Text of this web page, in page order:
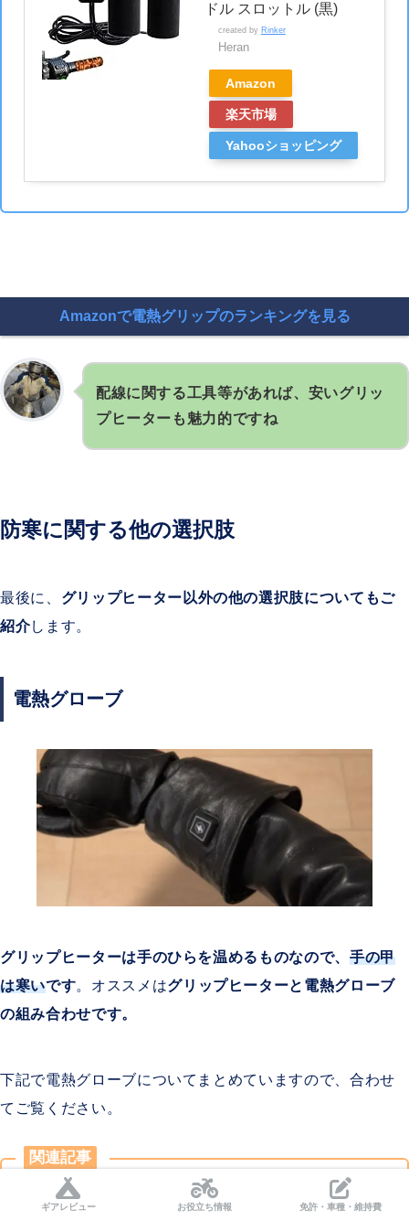
ドル スロットル (黒)
created by Rinker
Heran
Amazon
楽天市場
Yahooショッピング
Amazonで電熱グリップのランキングを見る
配線に関する工具等があれば、安いグリッ
プヒーターも魅力的ですね
防寒に関する他の選択肢
最後に、 グリップヒーター以外の他の選択肢についてもご
紹介します。
電熱グローブ
グリップヒーターは手のひらを温めるものなので、手の甲
は寒いです。オススメはグリップヒーターと電熱グローブ
の組み合わせです。
下記で電熱グローブについてまとめていますので、合わせ
てご覧ください。
関連記事
≫ バイク用電熱グローブのおすすめ紹介はコチラ
ギアレビュー お役立ち情報 免許・車種・維持費